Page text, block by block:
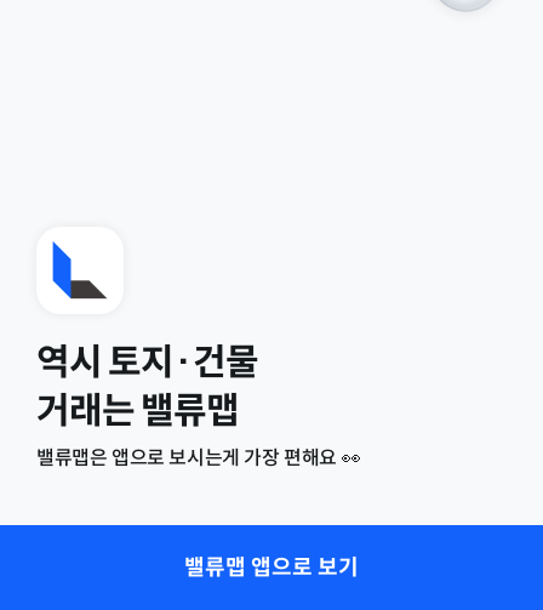
역시 토지·건물
거래는 밸류맵
밸류맵은 앱으로 보시는게 가장 편해요 👀
밸류맵 앱으로 보기